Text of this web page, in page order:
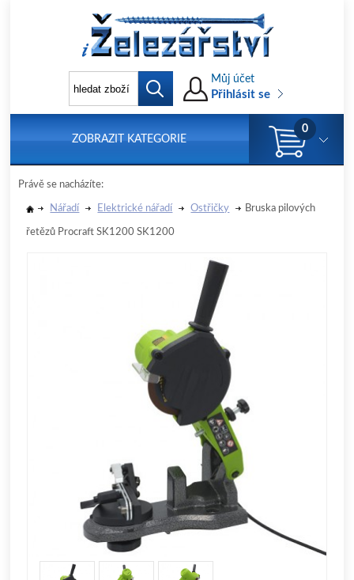
Můj účet
Přihlásit se
ZOBRAZIT KATEGORIE
0
Právě se nacházíte:
Nářadí Elektrické nářadí Ostřičky Bruska pilových
řetězů Procraft SK1200 SK1200